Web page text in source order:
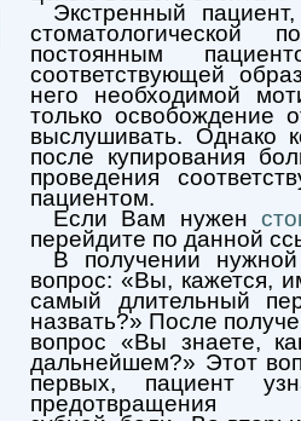
Экстренный
стоматологической
постоянным
соответствующей
него необходимой
только освобождение
выслушивать. Однако
после купирования
проведения
пациентом.
Если Вам нужен
перейдите по данной
В получении
вопрос: «Вы, кажется,
самый длительный
назвать?» После
вопрос «Вы знаете,
дальнейшем?» Этот
первых, пациент
предотвращения